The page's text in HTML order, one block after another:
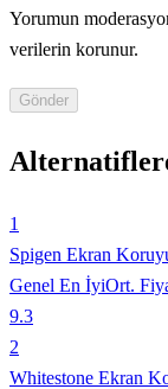
Yorumun
verilerin korunur.
Gönder
1
Spigen Ekran
Genel En İyiOrt.
9.3
2
Whitestone Ekran